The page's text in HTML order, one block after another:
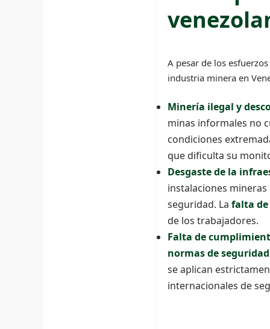
A pesar de los
industria minera en
Minería ilegal y
minas informales no
condiciones
que dificulta su
Desgaste de la
instalaciones
seguridad. La falta de
de los trabajadores.
Falta de
normas de seguridad
se aplican
internacionales de